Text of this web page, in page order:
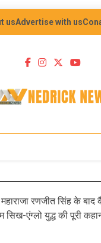
usAdvertise with us
महाराजा रणजीत सिंह के
सिख-एंग्लो युद्ध की पूरी